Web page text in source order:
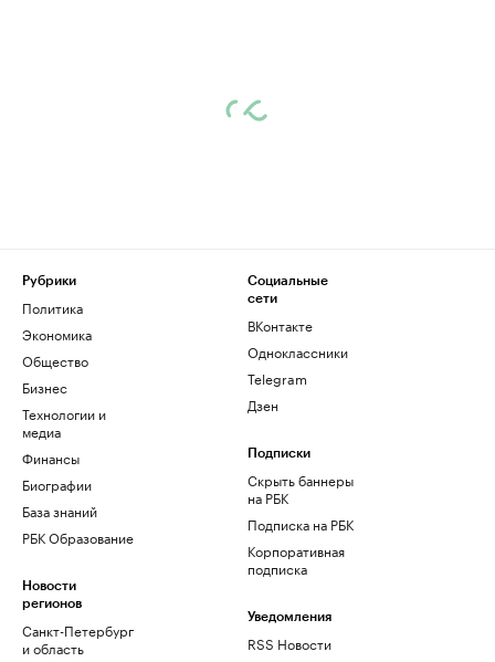
Рубрики
Политика
Экономика
Общество
Бизнес
Технологии и
медиа
Финансы
Биографии
База знаний
РБК Образование
Новости
регионов
Санкт-Петербург
и область
Социальные
сети
ВКонтакте
Одноклассники
Telegram
Дзен
Подписки
Скрыть баннеры
на РБК
Подписка на РБК
Корпоративная
подписка
Уведомления
RSS Новости